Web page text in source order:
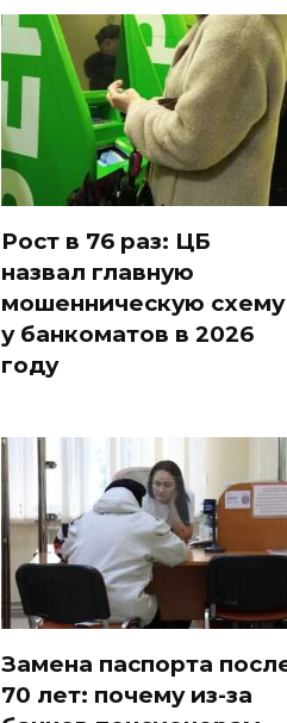
Рост в 76 раз: ЦБ
назвал главную
мошенническую схему
у банкоматов в 2026
году
Замена паспорта
70 лет: почему из-за